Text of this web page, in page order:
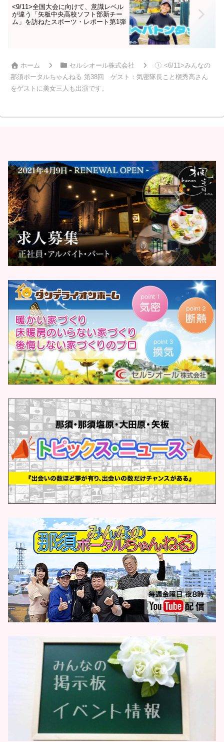
<9/11>全国大会に向けて、意識レベル
が違う「矢板中央高校ソフト部新チー
ム」を訪ねたスポーツ・レポート第1弾
ホーム セルシオール株式会社
<6/11>みんなの
那須ポータルちゃんねる 第38回 ゲスト：気密隊長こと槇秀高さん
をゲストに美女三人も出演です。